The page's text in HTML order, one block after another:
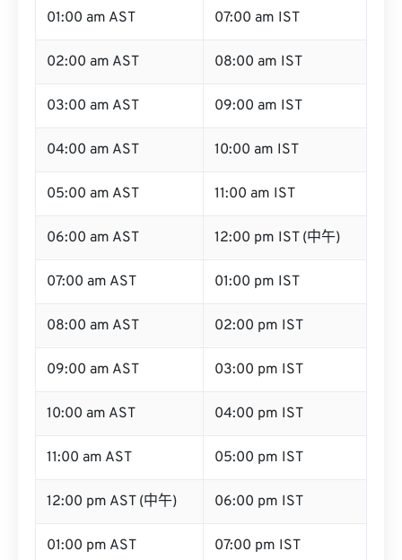
01:00 am AST 07:00 am IST
02:00 am AST 08:00 am IST
03:00 am AST 09:00 am IST
04:00 am AST 10:00 am IST
05:00 am AST 11:00 am IST
06:00 am AST 12:00 pm IST (中午)
07:00 am AST 01:00 pm IST
08:00 am AST 02:00 pm IST
09:00 am AST 03:00 pm IST
10:00 am AST 04:00 pm IST
11:00 am AST 05:00 pm IST
12:00 pm AST (中午) 06:00 pm IST
01:00 pm AST 07:00 pm IST